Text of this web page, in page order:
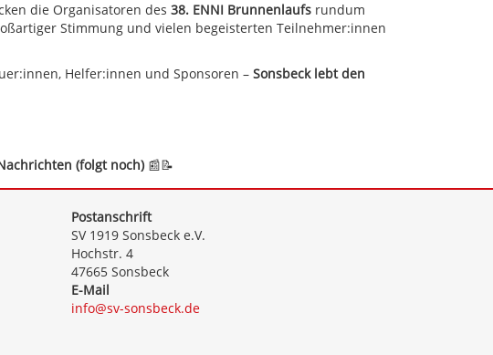
die Organisatoren des 38. ENNI Brunnenlaufs rundum
Stimmung und vielen begeisterten Teilnehmer:innen
Helfer:innen und Sponsoren – Sonsbeck lebt den
(folgt noch) 📰📝
Postanschrift
SV 1919 Sonsbeck e.V.
Hochstr. 4
47665 Sonsbeck
E-Mail
info@sv-sonsbeck.de